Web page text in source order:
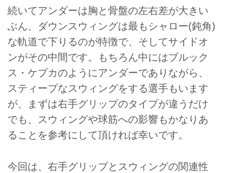
続いてアンダーは胸と骨盤の左右差が大きい
ぶん、ダウンスウィングは最もシャロー(鈍角)
な軌道で下りるのが特徴で、そしてサイドオ
ンがその中間です。もちろん中にはブルック
ス・ケプカのようにアンダーでありながら、
スティープなスウィングをする選手もいます
が、まずは右手グリップのタイプが違うだけ
でも、スウィングや球筋への影響もかなりあ
ることを参考にして頂ければ幸いです。
今回は、右手グリップとスウィングの関連性